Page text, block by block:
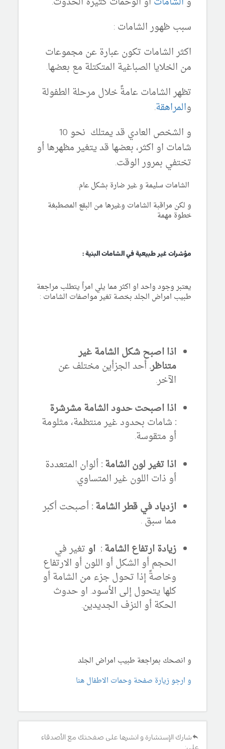
سبب ظهور الشامات :
اكثر الشامات تكون عبارة عن مجموعات
من الخلايا الصباغية المتكتلة مع بعضها.
تظهر الشامات عامةً خلال مرحلة الطفولة
والمراهقة.
و الشخص العادي قد يمتلك نحو 10
شامات او اكثر، بعضها قد يتغير مظهرها أو
تختفي بمرور الوقت.
الشامات سليمة و غير ضارة بشكل عام.
و لكن مراقبة الشامات وغيرها من البقع المصطبغة
خطوة مهمة
مؤشرات غير طبيعية في الشامات البنية :
يعتبر وجود واحد او اكثر مما يلي امراً يتطلب مراجعة
طبيب امراض الجلد بخصة تغير مواصفات الشامات :
اذا اصبح شكل الشامة غير
متناظر.أحد الجزأين مختلف عن
الآخر.
اذا اصبحت حدود الشامة مشرشرة
: شامات بحدود غير منتظمة، مثلومة
أو متقوسة.
اذا تغير لون الشامة :ألوان المتعددة
أو ذات اللون غير المتساوي.
ازدياد في قطر الشامة :أصبحت أكبر
مما سبق .
زيادة ارتفاع الشامة : اوتغير في
الحجم أو الشكل أو اللون أو الارتفاع
وخاصةً إذا تحول جزء من الشامة أو
كلها يتحول إلى الأسود. او حدوث
الحكة أو النزف الجديدين.
و انصحك بمراجعة طبيب امراض الجلد
و ارجو زيارة صفحة وحمات الاطفال هنا
شارك الإستشارة و انشرها على صفحتك مع الأصدقاء
على: